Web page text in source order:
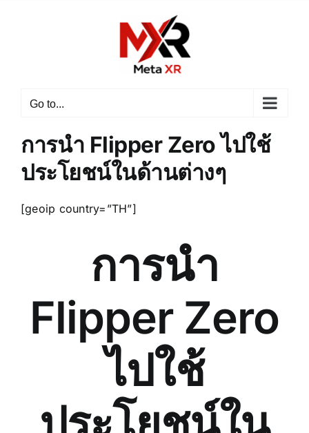
Go to...
การนำ Flipper Zero ไปใช้
ประโยชน์ในด้านต่างๆ
[geoip country=”TH”]
การนำ
Flipper Zero
ไปใช้